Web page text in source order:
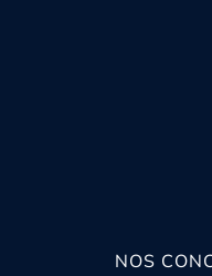
NOS